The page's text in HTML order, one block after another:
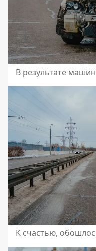
В результате
К счастью,